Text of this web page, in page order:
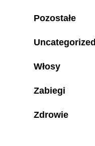
Pozostałe
Uncategorized
Włosy
Zabiegi
Zdrowie